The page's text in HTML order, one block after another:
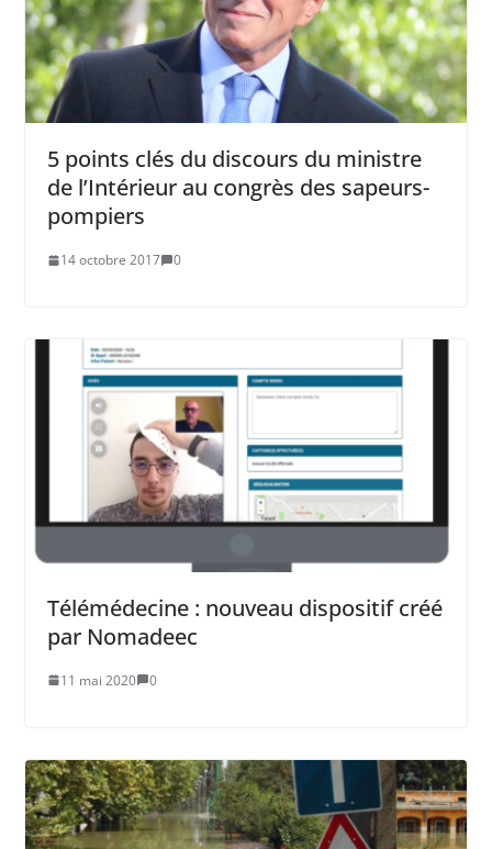
5 points clés du discours du ministre
de l’Intérieur au congrès des sapeurs-
pompiers
14 octobre 2017 0
Télémédecine : nouveau dispositif créé
par Nomadeec
11 mai 2020 0